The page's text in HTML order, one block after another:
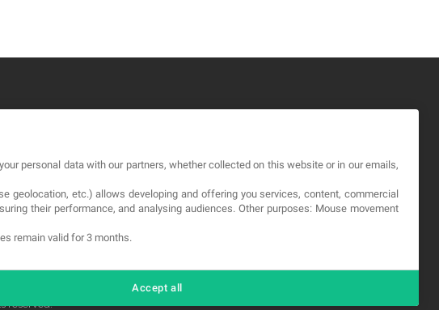
Política de Privacidad
reserved.
personal data with our partners, whether collected on this website or in our emails,
geolocation, etc.) allows developing and offering you services, content, commercial
their performance, and analysing audiences. Other purposes: Mouse movement
remain valid for 3 months.
Accept all